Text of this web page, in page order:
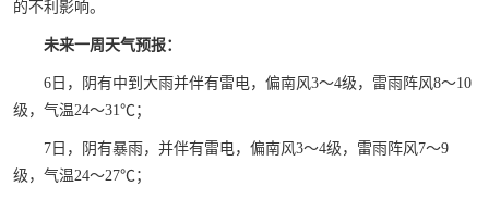
的不利影响。
未来一周天气预报：
6日，阴有中到大雨并伴有雷电，偏南风3～4级，雷雨阵风8～10
级，气温24～31℃；
7日，阴有暴雨，并伴有雷电，偏南风3～4级，雷雨阵风7～9
级，气温24～27℃；